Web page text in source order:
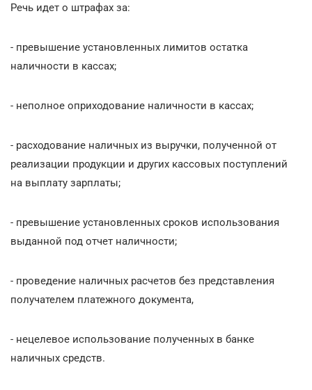
Речь идет о штрафах за:
- превышение установленных лимитов остатка
наличности в кассах;
- неполное оприходование наличности в кассах;
- расходование наличных из выручки, полученной от
реализации продукции и других кассовых поступлений
на выплату зарплаты;
- превышение установленных сроков использования
выданной под отчет наличности;
- проведение наличных расчетов без представления
получателем платежного документа,
- нецелевое использование полученных в банке
наличных средств.